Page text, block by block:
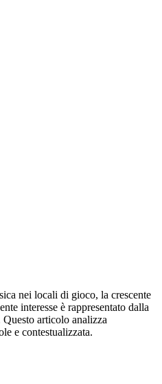
nei locali di gioco, la crescente
interesse è rappresentato dalla
articolo analizza
e contestualizzata.